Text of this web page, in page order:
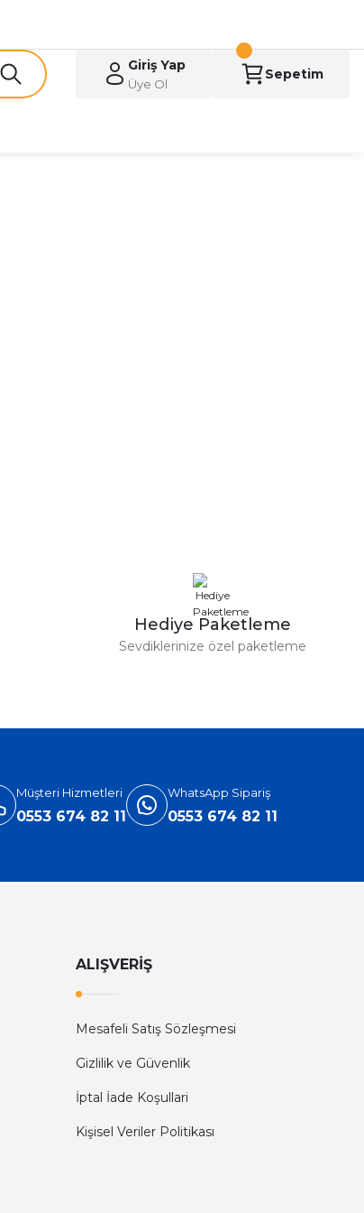
Giriş Yap
Üye Ol
Sepetim
Hediye Paketleme
Sevdiklerinize özel paketleme
Müşteri Hizmetleri
0553 674 82 11
WhatsApp Sipariş
0553 674 82 11
ALIŞVERİŞ
Mesafeli Satış Sözleşmesi
Gizlilik ve Güvenlik
İptal İade Koşullari
Kişisel Veriler Politikası